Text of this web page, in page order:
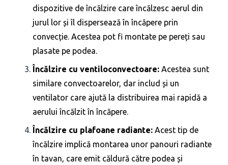
dispozitive de încălzire care încălzesc aerul din
jurul lor și îl dispersează în încăpere prin
convecție. Acestea pot fi montate pe pereți sau
plasate pe podea.
Încălzire cu ventiloconvectoare: Acestea sunt
similare convectoarelor, dar includ și un
ventilator care ajută la distribuirea mai rapidă a
aerului încălzit în încăpere.
Încălzire cu plafoane radiante: Acest tip de
încălzire implică montarea unor panouri radiante
în tavan, care emit căldură către podea și